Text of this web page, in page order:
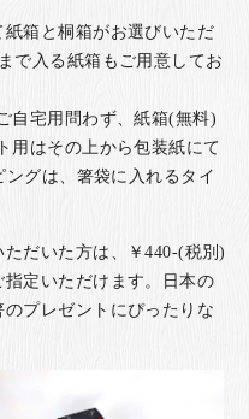
箱と桐箱がお選びいただ
で入る紙箱もご用意してお
自宅用問わず、紙箱(無料)
用はその上から包装紙にて
グは、箸袋に入れるタイ
だいた方は、￥440-(税別)
定いただけます。日本の
プレゼントにぴったりな